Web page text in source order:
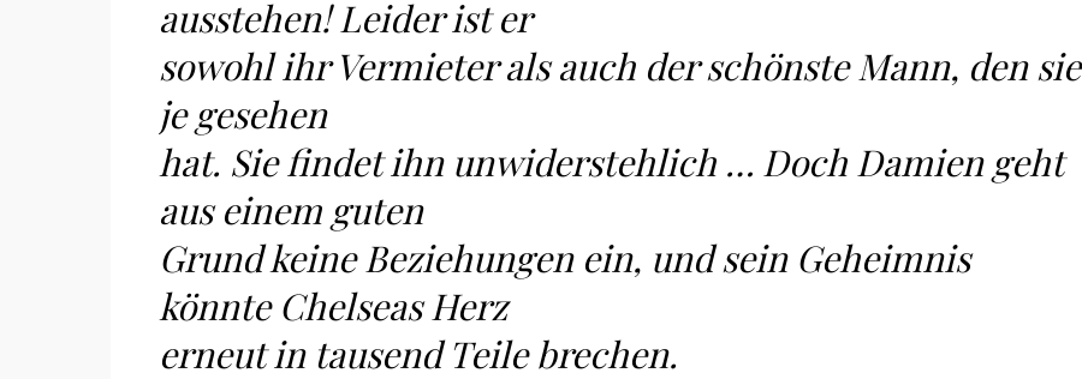
ausstehen! Leider ist er
sowohl ihr Vermieter als auch der schönste Mann, den sie
je gesehen
hat. Sie findet ihn unwiderstehlich … Doch Damien geht
aus einem guten
Grund keine Beziehungen ein, und sein Geheimnis
könnte Chelseas Herz
erneut in tausend Teile brechen.